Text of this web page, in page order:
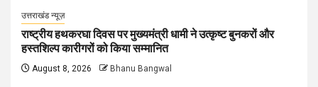
उत्तराखंड न्यूज़
राष्ट्रीय हथकरघा दिवस पर मुख्यमंत्री धामी ने उत्कृष्ट बुनकरों और
हस्तशिल्प कारीगरों को किया सम्मानित
August 8, 2026 Bhanu Bangwal